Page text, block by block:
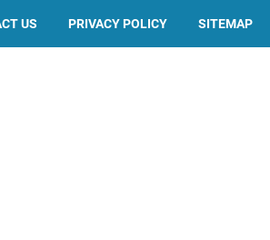
US PRIVACY POLICY SITEMAP